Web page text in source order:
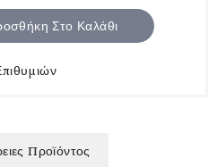
Στο Καλάθι
Προϊόντος